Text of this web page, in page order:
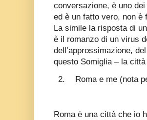
conversazione, è uno
ed è un fatto vero, non è
La simile la risposta di
è il romanzo di un virus
dell’approssimazione,
questo Somiglia – la
2.
Roma e me (nota
Roma è una città che io